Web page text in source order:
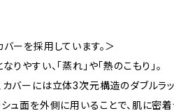
ーを採用しています。＞
やすい、「蒸れ」や「熱のこもり」。
カバーには立体3次元構造のダブルラッ
ュ面を外側に用いることで、肌に密